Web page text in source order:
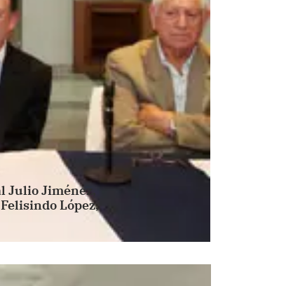
Jiménez,
López,